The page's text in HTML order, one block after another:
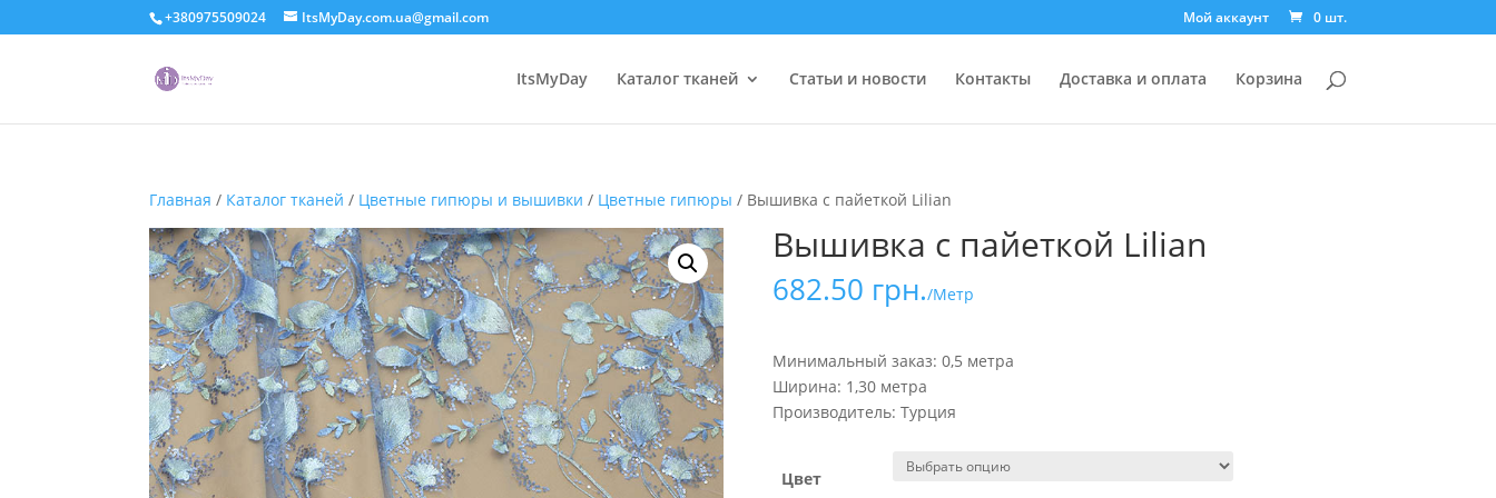
+380975509024 ItsMyDay.com.ua@gmail.com Мой аккаунт 0 шт.
ItsMyDay Каталог тканей Статьи и новости Контакты Доставка и оплата Корзина
Главная / Каталог тканей / Цветные гипюры и вышивки / Цветные гипюры / Вышивка с пайеткой Lilian
Вышивка с пайеткой Lilian
682.50 грн./Метр
Минимальный заказ: 0,5 метра
Ширина: 1,30 метра
Производитель: Турция
Цвет